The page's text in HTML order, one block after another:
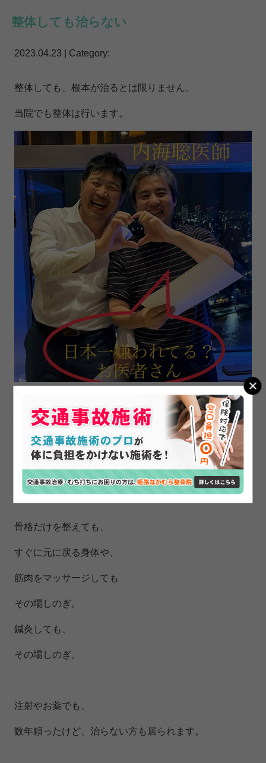
整体しても治らない
2023.04.23 | Category:
整体しても、根本が治るとは限りません。
当院でも整体は行います。
延べ23万人以上の患者様を施術させて頂きましたが、
全ての方を治せている訳ではありません。
何が問題なのでしょうか？
骨格だけを整えても、
すぐに元に戻る身体や、
筋肉をマッサージしても
その場しのぎ。
鍼灸しても、
その場しのぎ。
注射やお薬でも、
数年頼ったけど、治らない方も居られます。